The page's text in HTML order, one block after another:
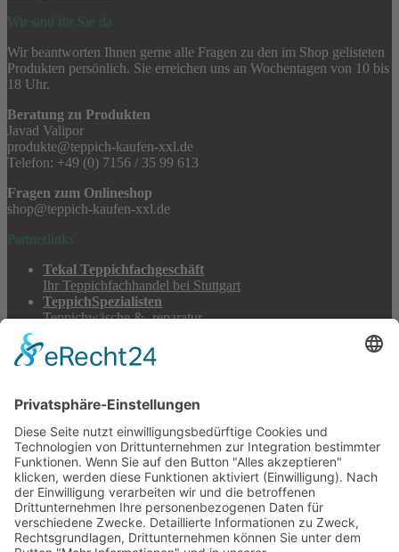
Wir sind für Sie da
Wir beantworten Ihnen gerne alle Fragen zu den im Shop gelisteten
Produkten persönlich. Sie erreichen uns an Wochentagen von 10 bis
18 Uhr.
Beratung zu Produkten
Javad Valipor
produkte@teppich-kaufen-xxl.de
Telefon: +49 (0) 7156 / 35 99 613
Fragen zum Onlineshop
shop@teppich-kaufen-xxl.de
Partnerlinks
Tekal Teppichfachgeschäft
Ihr Teppichfachhandel bei Stuttgart
TeppichSpezialisten
Teppichwäsche & -reparatur
Mühlenprodukte, Säfte, Tiernahrung & Züchterbedarf
Feuerwerk XXL
© 2017-2026 ·Tekal – Textile Lebensqualität
Charakter – Exklusive moderne Teppiche und handverlesene
Orientteppiche
Alle Preise inkl. der gesetzlichen MwSt. · Die durchgestrichenen Preise
entsprechen, sofern nicht anders angegeben, den bisherigen Preisen in
unserem Shop.
Cookie-Einstellungen